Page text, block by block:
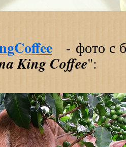
- фото с
King Coffee":